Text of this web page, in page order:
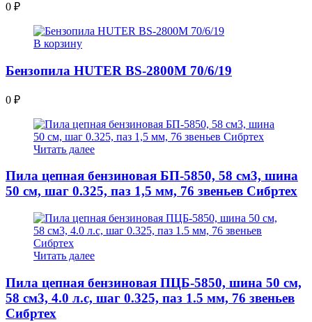
0 ₽
В корзину
Бензопила HUTER BS-2800M 70/6/19
0 ₽
Читать далее
Пила цепная бензиновая БП-5850, 58 см3, шина
50 см, шаг 0.325, паз 1,5 мм, 76 звеньев Сибртех
Читать далее
Пила цепная бензиновая ПЦБ-5850, шина 50 см,
58 см3, 4.0 л.с, шаг 0.325, паз 1.5 мм, 76 звеньев
Сибртех